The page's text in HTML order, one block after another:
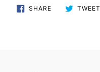
SHARESHARE
ON
TWEET